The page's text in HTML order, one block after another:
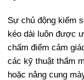
Sự chủ động kiểm
kéo dài luôn được
chấm điểm cảm
các kỹ thuật thẩm
hoặc nâng cung